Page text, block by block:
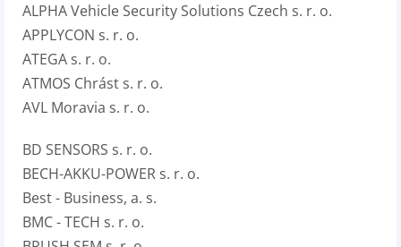
ALPHA Vehicle Security Solutions Czech s. r. o.
APPLYCON s. r. o.
ATEGA s. r. o.
ATMOS Chrást s. r. o.
AVL Moravia s. r. o.
BD SENSORS s. r. o.
BECH-AKKU-POWER s. r. o.
Best - Business, a. s.
BMC - TECH s. r. o.